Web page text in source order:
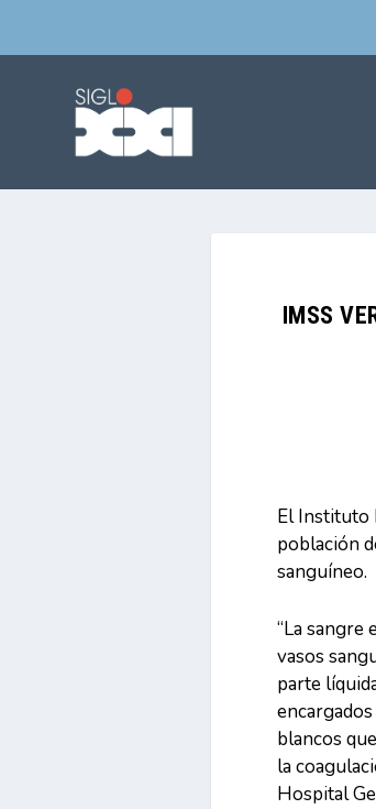
IMSS
El Instituto
población
sanguíneo.
‘‘La
vasos
parte
blancos
la
Hospital